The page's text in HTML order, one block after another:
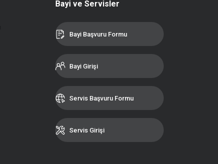
Bayi ve Servisler
Bayi Başvuru Formu
Bayi Girişi
Servis Başvuru Formu
Servis Girişi